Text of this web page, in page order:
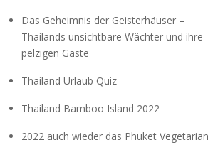
Das Geheimnis der Geisterhäuser –
Thailands unsichtbare Wächter und ihre
pelzigen Gäste
Thailand Urlaub Quiz
Thailand Bamboo Island 2022
2022 auch wieder das Phuket Vegetarian